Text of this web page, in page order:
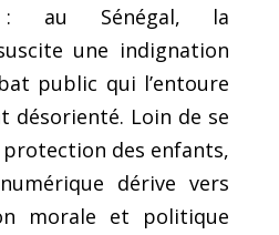
au Sénégal, la
une indignation
public qui l’entoure
désorienté. Loin de se
des enfants,
dérive vers
morale et politique